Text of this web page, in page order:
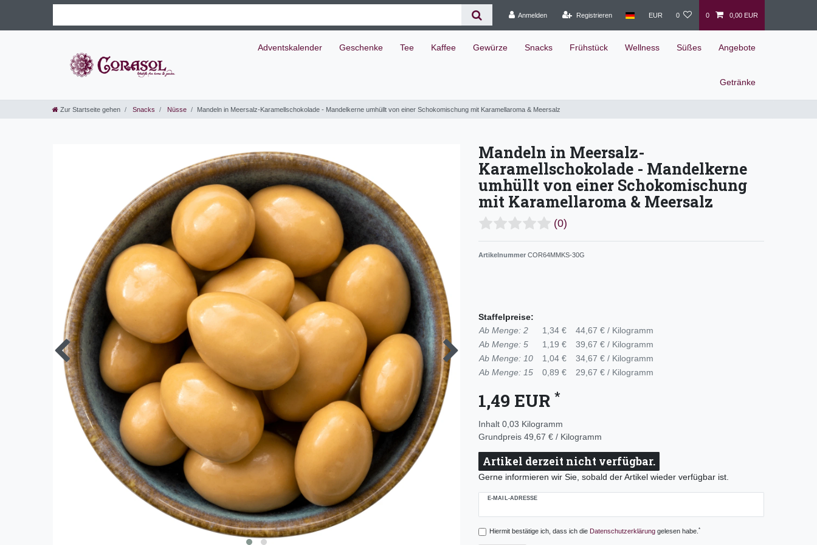
Anmelden Registrieren EUR 0 0 0,00 EUR
Adventskalender Geschenke Tee Kaffee Gewürze Snacks Frühstück Wellness Süßes Angebote
Getränke
Zur Startseite gehen Snacks Nüsse Mandeln in Meersalz-Karamellschokolade - Mandelkerne umhüllt von einer Schokomischung mit Karamellaroma & Meersalz
Mandeln in Meersalz-
Karamellschokolade - Mandelkerne
umhüllt von einer Schokomischung
mit Karamellaroma & Meersalz
(0)
Artikelnummer COR64MMKS-30G
Staffelpreise:
Ab Menge: 2
1,34 €
44,67 € / Kilogramm
Ab Menge: 5
1,19 €
39,67 € / Kilogramm
Ab Menge: 10
1,04 €
34,67 € / Kilogramm
Ab Menge: 15
0,89 € 29,67 € / Kilogramm
1,49 EUR *
Inhalt 0,03 Kilogramm
Grundpreis 49,67 € / Kilogramm
Artikel derzeit nicht verfügbar.
Gerne informieren wir Sie, sobald der Artikel wieder verfügbar ist.
E-MAIL-ADRESSE
Hiermit bestätige ich, dass ich die Daten­schutz­erklärunggelesen habe. *